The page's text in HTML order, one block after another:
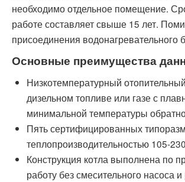
необходимо отдельное помещение.
работе составляет свыше 15 лет.
присоединения водонагревательного
Основные преимущества
Низкотемпературный
дизельном топливе или газе с
минимальной температуры
Пять сертифицированных
теплопроизводительностью 105-
Конструкция котла выполнена по
работу без смесительного насоса